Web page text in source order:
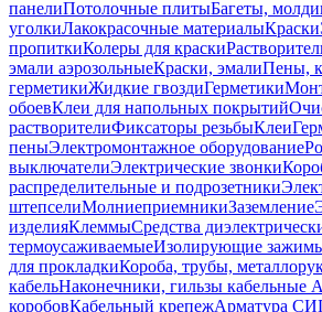
панелиПотолочные плитыБагеты,
уголкиЛакокрасочные материалыКраски
пропиткиКолеры для краски
эмали аэрозольныеКраски, эмалиПены,
герметикиЖидкие гвоздиГерметики
обоевКлеи для напольных покрытий
растворителиФиксаторы резьбыКлеи
пеныЭлектромонтажное оборудование
выключателиЭлектрические звонки
распределительные и подрозетники
штепселиМолниеприемникиЗаземление
изделияКлеммыСредства
термоусаживаемыеИзолирующие
для прокладкиКороба, трубы,
кабельНаконечники, гильзы кабельные
коробовКабельный крепежАрматура